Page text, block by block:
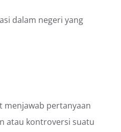
dalam negeri yang
menjawab pertanyaan
atau kontroversi suatu